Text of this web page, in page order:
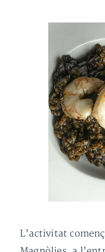
L’activitat